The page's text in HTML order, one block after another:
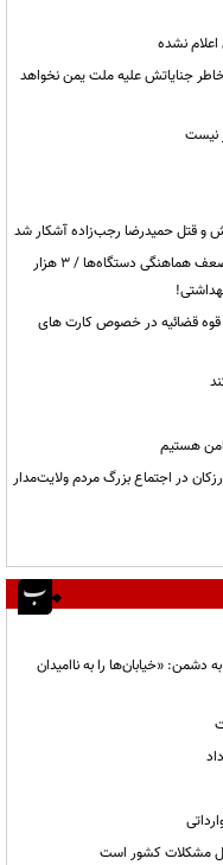
نشده
جنایاتش علیه ملت یمن نخواهد
نیست
و قتل حمیدرضا رجب‌زاده آشکار شد
ریمـدان؛ مرزی گرفتار در صف، کمبود زیرساخت و ضعف هماهنگی دستگاه‌ها / ۳ هزار
قوه قضائیه در خصوص کارت های
هستیم
در اجتماع بزرگ مردم ولایت‌مدار
«خیابان‌ها را به ناامیدان
مشکلات کشور است